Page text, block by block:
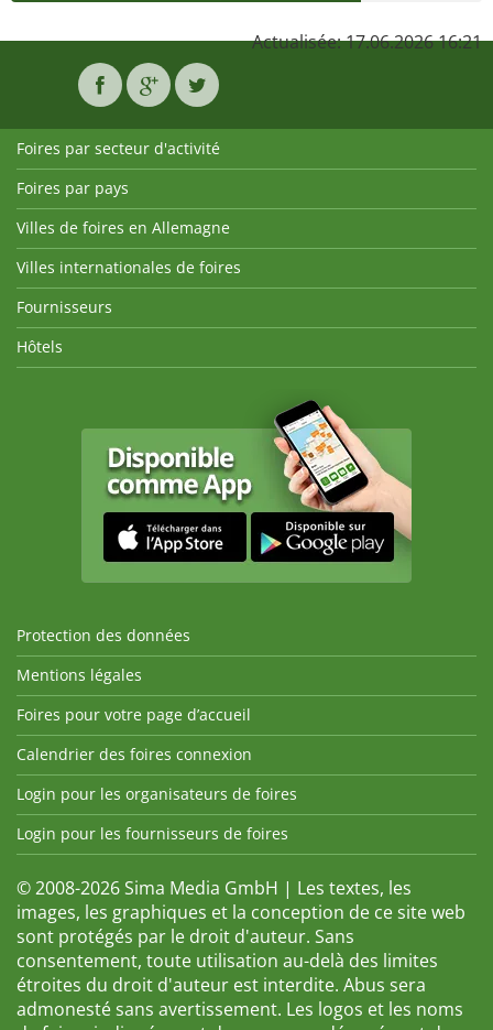
Actualisée: 17.06.2026 16:21
Foires par secteur d'activité
Foires par pays
Villes de foires en Allemagne
Villes internationales de foires
Fournisseurs
Hôtels
Protection des données
Mentions légales
Foires pour votre page d’accueil
Calendrier des foires connexion
Login pour les organisateurs de foires
Login pour les fournisseurs de foires
© 2008-2026 Sima Media GmbH | Les textes, les
images, les graphiques et la conception de ce site web
sont protégés par le droit d'auteur. Sans
consentement, toute utilisation au-delà des limites
étroites du droit d'auteur est interdite. Abus sera
admonesté sans avertissement. Les logos et les noms